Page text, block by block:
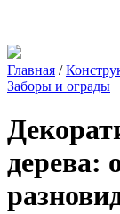
Главная /
Заборы и ограды
дерева: